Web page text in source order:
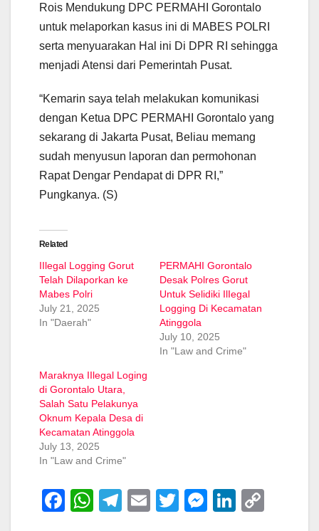
Rois Mendukung DPC PERMAHI Gorontalo
untuk melaporkan kasus ini di MABES POLRI
serta menyuarakan Hal ini Di DPR RI sehingga
menjadi Atensi dari Pemerintah Pusat.
“Kemarin saya telah melakukan komunikasi
dengan Ketua DPC PERMAHI Gorontalo yang
sekarang di Jakarta Pusat, Beliau memang
sudah menyusun laporan dan permohonan
Rapat Dengar Pendapat di DPR RI,”
Pungkanya. (S)
Related
IIlegal Logging Gorut
Telah Dilaporkan ke
Mabes Polri
July 21, 2025
In "Daerah"
PERMAHI Gorontalo
Desak Polres Gorut
Untuk Selidiki IlIegal
Logging Di Kecamatan
Atinggola
July 10, 2025
In "Law and Crime"
Maraknya IIlegal Loging
di Gorontalo Utara,
Salah Satu Pelakunya
Oknum Kepala Desa di
Kecamatan Atinggola
July 13, 2025
In "Law and Crime"
F
W
T
E
T
M
Li